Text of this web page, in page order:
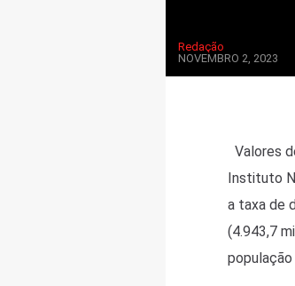
Redação
NOVEMBRO 2, 2023
Valores
Instituto
a taxa de
(4.943,7
população